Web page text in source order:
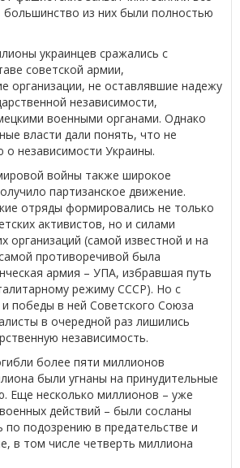
большинство из них были полностью
украинцев сражались с
советской армии,
организации, не оставлявшие надежу
независимости,
военными органами. Однако
власти дали понять, что не
о независимости Украины.
войны также широкое
партизанское движение.
отряды формировались не только
активистов, но и силами
организаций (самой известной и на
противоречивой была
армия – УПА, избравшая путь
режиму СССР). Но с
победы в ней Советского Союза
в очередной раз лишились
независимость.
более пяти миллионов
были угнаны на принудительные
Еще несколько миллионов – уже
действий – были сосланы
подозрению в предательстве и
в том числе четверть миллиона